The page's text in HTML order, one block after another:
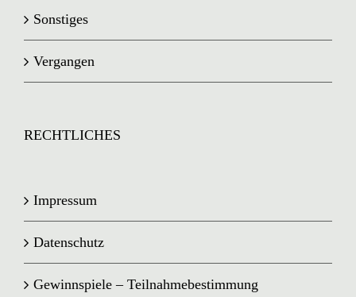
Sonstiges
Vergangen
RECHTLICHES
Impressum
Datenschutz
Gewinnspiele – Teilnahmebestimmung